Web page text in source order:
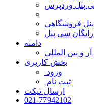
پنل وردپرس
فروشگاهی
سی پنل
دامنه
و بین المللی
بخش کاربری
ورود
ثبت نام
ارسال تیکت
021-77942102